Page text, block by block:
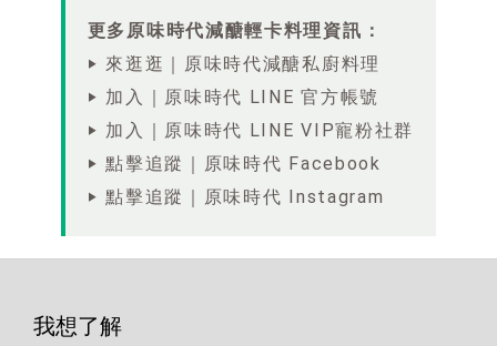
更多原味時代減醣輕卡料理資訊：
‣ 來逛逛｜原味時代減醣私廚料理
‣ 加入｜原味時代 LINE 官方帳號
‣ 加入｜原味時代 LINE VIP寵粉社群
‣ 點擊追蹤｜原味時代 Facebook
‣ 點擊追蹤｜原味時代 Instagram
我想了解